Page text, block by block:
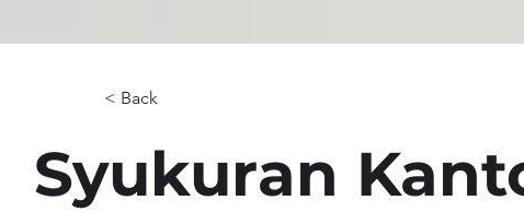
< Back
Syukuran